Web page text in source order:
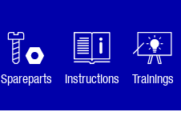
Spareparts
Instructions Trainings